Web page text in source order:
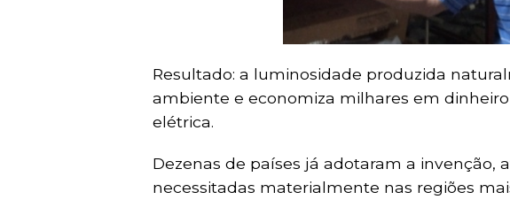
Resultado: a luminosidade produzida
ambiente e economiza milhares em
elétrica.
Dezenas de países já adotaram a invenção,
necessitadas materialmente nas regiões